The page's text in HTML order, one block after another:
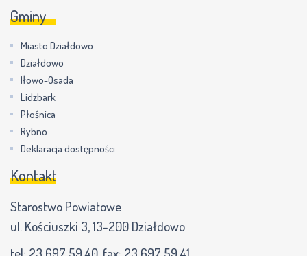
Gminy
Miasto Działdowo
Działdowo
Iłowo-Osada
Lidzbark
Płośnica
Rybno
Deklaracja dostępności
Kontakt
Starostwo Powiatowe
ul. Kościuszki 3, 13-200 Działdowo